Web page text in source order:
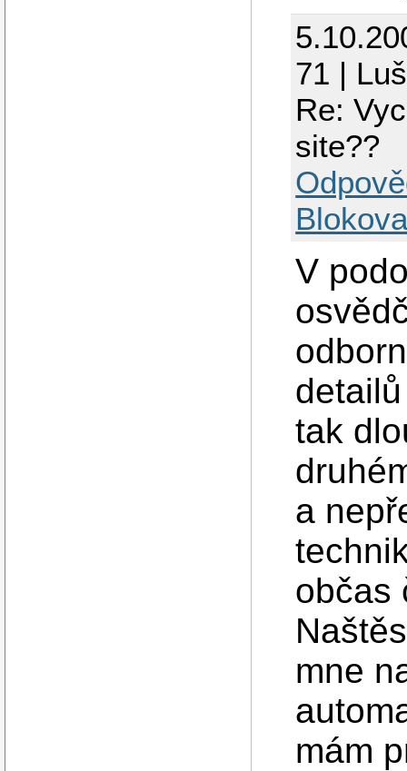
71 |
Re:
site??
V
tak
a
občas
mne
mám